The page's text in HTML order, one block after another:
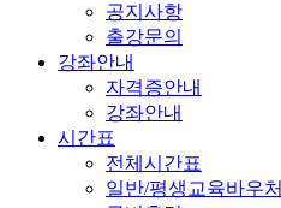
공지사항
출강문의
강좌안내
자격증안내
강좌안내
시간표
전체시간표
일반/평생교육바우처